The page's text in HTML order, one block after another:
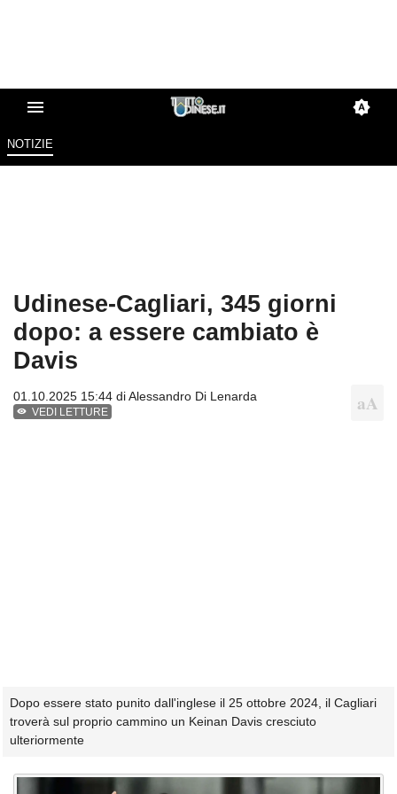
NOTIZIE
Udinese-Cagliari, 345 giorni
dopo: a essere cambiato è
Davis
01.10.2025 15:44 diAlessandro Di Lenarda
VEDI LETTURE
Dopo essere stato punito dall'inglese il 25 ottobre 2024, il Cagliari
troverà sul proprio cammino un Keinan Davis cresciuto
ulteriormente